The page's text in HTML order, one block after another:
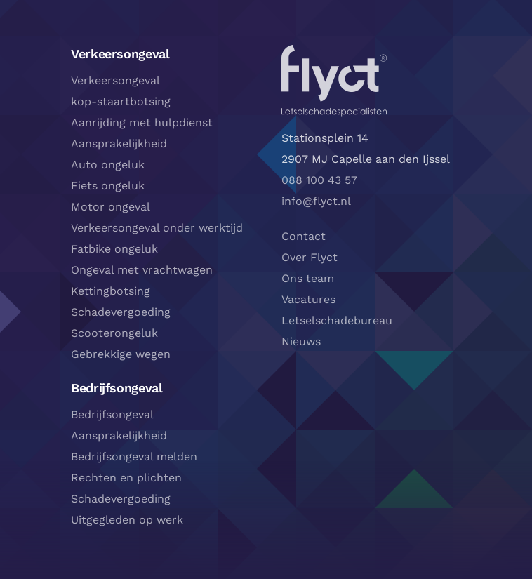
Verkeersongeval
Verkeersongeval
kop-staartbotsing
Aanrijding met hulpdienst
Aansprakelijkheid
Auto ongeluk
Fiets ongeluk
Motor ongeval
Verkeersongeval onder werktijd
Fatbike ongeluk
Ongeval met vrachtwagen
Kettingbotsing
Schadevergoeding
Scooterongeluk
Gebrekkige wegen
Bedrijfsongeval
Bedrijfsongeval
Aansprakelijkheid
Bedrijfsongeval melden
Rechten en plichten
Schadevergoeding
Uitgegleden op werk
Stationsplein 14
2907 MJ Capelle aan den Ijssel
088 100 43 57
info@flyct.nl
Contact
Over Flyct
Ons team
Vacatures
Letselschadebureau
Nieuws